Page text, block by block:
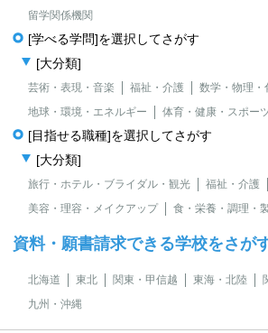
留学関係機関
[学べる学問]を選択してさがす
[大分類]
芸術・表現・音楽 福祉・介護
数学・物理・
地球・環境・エネルギー
体育・健康・スポー
[目指せる職種]を選択してさがす
[大分類]
旅行・ホテル・ブライダル・観光
福祉・介護
美容・理容・メイクアップ
食・栄養・調理・
資料・願書請求できる学校をさが
北海道 東北 関東・甲信越 東海・北陸
九州・沖縄